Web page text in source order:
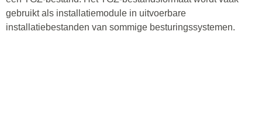
gebruikt als installatiemodule in uitvoerbare
installatiebestanden van sommige besturingssystemen.